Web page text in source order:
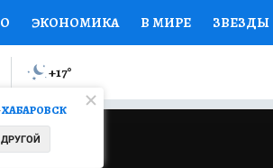
ЭКОНОМИКА В МИРЕ ЗВЕЗДЫ
Я ЗНАЮ СЕМЬЯ ЖЕНСКИЕ
ХАБАРОВСК
+17°